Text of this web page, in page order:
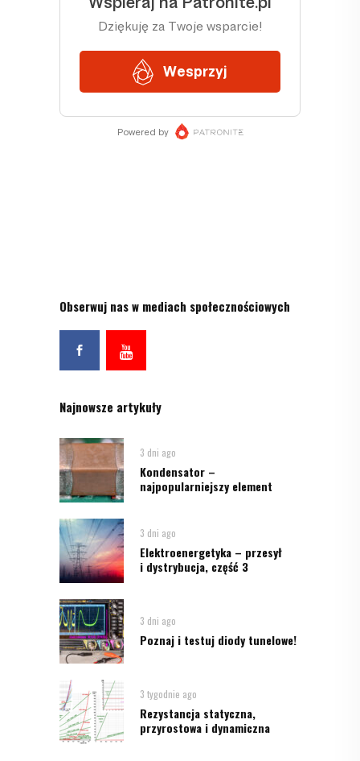
Obserwuj nas w mediach społecznościowych
Najnowsze artykuły
3 dni ago
Kondensator –
najpopularniejszy element
3 dni ago
Elektroenergetyka – przesył
i dystrybucja, część 3
3 dni ago
Poznaj i testuj diody tunelowe!
3 tygodnie ago
Rezystancja statyczna,
przyrostowa i dynamiczna